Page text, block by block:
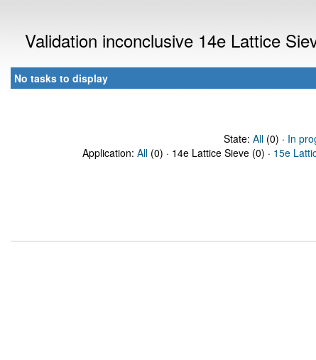
Validation inconclusive 14e Lattice
No tasks to display
State: All(0) · In
Application: All (0) · 14e Lattice Sieve (0) · 15e